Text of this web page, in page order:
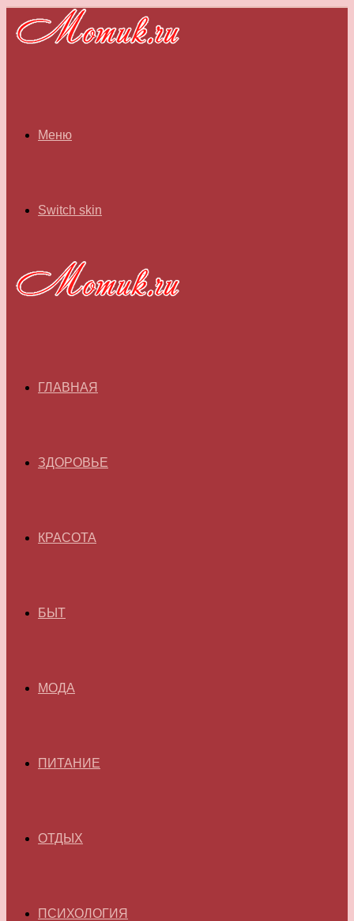
Меню
Switch skin
ГЛАВНАЯ
ЗДОРОВЬЕ
КРАСОТА
БЫТ
МОДА
ПИТАНИЕ
ОТДЫХ
ПСИХОЛОГИЯ